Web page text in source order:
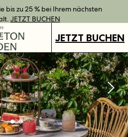
bis zu 25 % bei Ihrem nächsten
JETZT BUCHEN
mit unseren flexiblen Tarifen
MEHR ERFAHREN
all unseren Standorten verfügbar.
KAUFEN
JETZT BUCHEN
JETZT BUCHEN